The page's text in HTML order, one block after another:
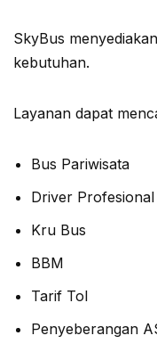
SkyBus
kebutuhan.
Layanan dapat
Bus Pariwisata
Driver Profesional
Kru Bus
BBM
Tarif Tol
Penyeberangan